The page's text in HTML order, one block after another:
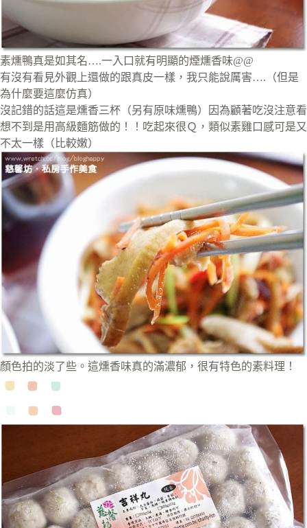
素燻鴨真是如其名….一入口就有明顯的煙燻香味@@
有沒有看見外觀上還做的跟真皮一樣，我只能說厲害….（但是
為什麼要這麼仿真）
沒記錯的話這是燻香三杯（另有原味燻鴨）因為顧著吃沒注意看
想不到是用高級麵筋做的！！吃起來很Ｑ，類似素雞口感可是又
不太一樣（比較嫩）
顏色拍的淡了些。這燻香味真的滿濃郁，很有特色的素料理！